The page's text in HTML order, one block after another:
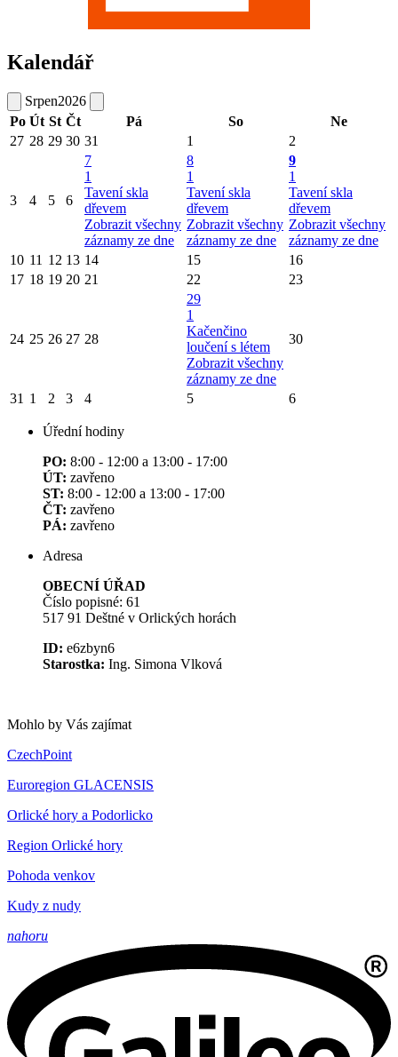
Kalendář
Srpen2026
Po Út St Čt Pá So
Ne
27 28 29 30 31 1 2
3 4 5 6
7
1
Tavení skla
dřevem
Zobrazit všechny
záznamy ze dne
8
1
Tavení skla
dřevem
Zobrazit všechny
záznamy ze dne
9
1
Tavení skla
dřevem
Zobrazit všechny
záznamy ze dne
10 11 12 13 14 15
16
17 18 19 20 21 22 23
24 25 26 27 28
29
1
Kačenčino
loučení s létem
Zobrazit všechny
záznamy ze dne
30
31 1 2 3 4 5 6
Úřední hodiny
PO: 8:00 - 12:00 a 13:00 - 17:00
ÚT: zavřeno
ST: 8:00 - 12:00 a 13:00 - 17:00
ČT: zavřeno
PÁ: zavřeno
Adresa
OBECNÍ ÚŘAD
Číslo popisné: 61
517 91 Deštné v Orlických horách
ID: e6zbyn6
Starostka: Ing. Simona Vlková
Mohlo by Vás zajímat
CzechPoint
Euroregion GLACENSIS
Orlické hory a Podorlicko
Region Orlické hory
Pohoda venkov
Kudy z nudy
nahoru